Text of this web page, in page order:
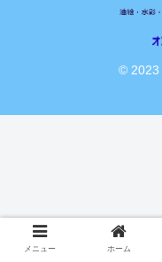
© 2023
メニュー ホーム